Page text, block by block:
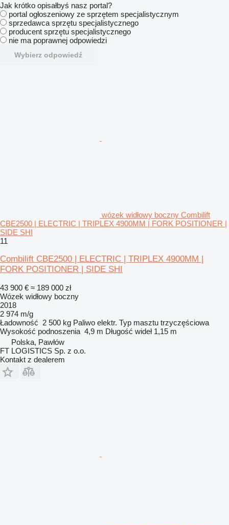
Jak krótko opisałbyś nasz portal?
portal ogłoszeniowy ze sprzętem specjalistycznym
sprzedawca sprzętu specjalistycznego
producent sprzętu specjalistycznego
nie ma poprawnej odpowiedzi
Wybierz odpowiedź
wózek widłowy boczny Combilift
CBE2500 | ELECTRIC | TRIPLEX 4900MM | FORK POSITIONER |
SIDE SHI
11
Combilift CBE2500 | ELECTRIC | TRIPLEX 4900MM |
FORK POSITIONER | SIDE SHI
43 900 € ≈ 189 000 zł
Wózek widłowy boczny
2018
2 974 m/g
Ładowność 2 500 kg Paliwo elektr. Typ masztu trzyczęściowa
Wysokość podnoszenia 4,9 m Długość wideł 1,15 m
Polska, Pawłów
FT LOGISTICS Sp. z o.o.
Kontakt z dealerem